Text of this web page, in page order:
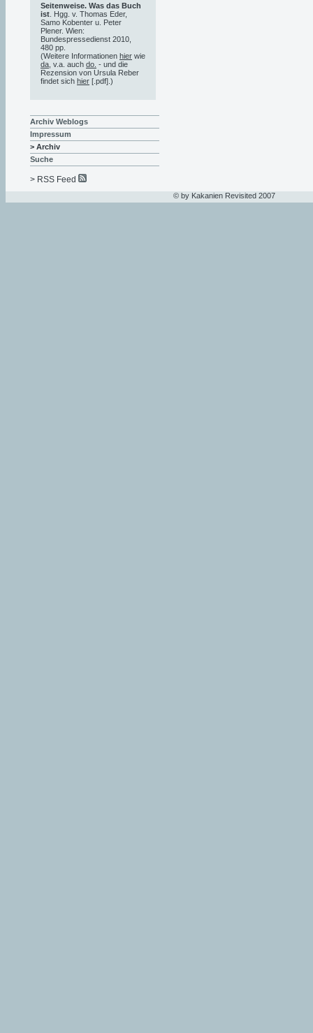
Seitenweise. Was das Buch
ist . Hgg. v. Thomas Eder,
Samo Kobenter u. Peter
Plener. Wien:
Bundespressedienst 2010,
480 pp.
(Weitere Informationen hier wie
da , v.a. auch do. - und die
Rezension von Ursula Reber
findet sich hier [.pdf].)
Archiv Weblogs
Impressum
> Archiv
Suche
> RSS Feed
© by Kakanien Revisited 2007